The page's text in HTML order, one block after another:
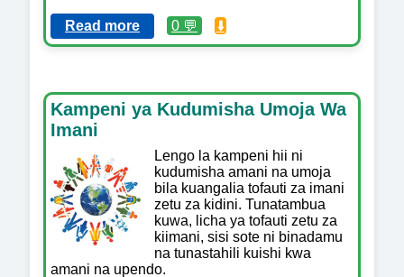
Read more 0 💬 ⬇️
Kampeni ya Kudumisha Umoja Wa
Imani
Lengo la kampeni hii ni
kudumisha amani na umoja
bila kuangalia tofauti za imani
zetu za kidini. Tunatambua
kuwa, licha ya tofauti zetu za
kiimani, sisi sote ni binadamu
na tunastahili kuishi kwa
amani na upendo.